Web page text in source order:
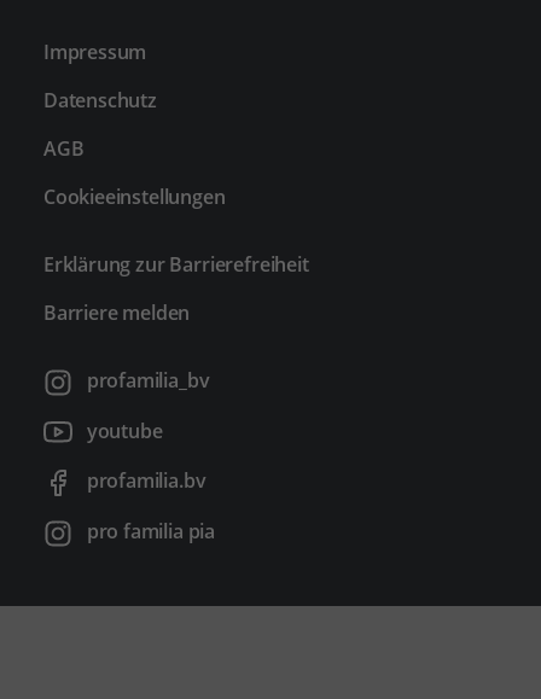
Impressum
Datenschutz
AGB
Cookieeinstellungen
Erklärung zur Barrierefreiheit
Barriere melden
profamilia_bv
youtube
profamilia.bv
pro familia pia